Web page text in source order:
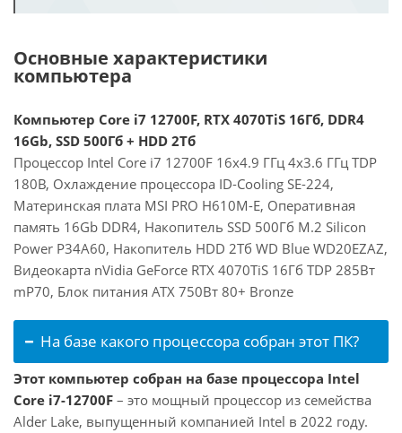
Основные характеристики
компьютера
Компьютер Core i7 12700F, RTX 4070TiS 16Гб, DDR4
16Gb, SSD 500Гб + HDD 2Тб
Процессор Intel Core i7 12700F 16x4.9 ГГц 4x3.6 ГГц TDP
180В, Охлаждение процессора ID-Cooling SE-224,
Материнская плата MSI PRO H610M-E, Оперативная
память 16Gb DDR4, Накопитель SSD 500Гб M.2 Silicon
Power P34A60, Накопитель HDD 2Тб WD Blue WD20EZAZ,
Видеокарта nVidia GeForce RTX 4070TiS 16Гб TDP 285Вт
mP70, Блок питания ATX 750Вт 80+ Bronze
На базе какого процессора собран этот ПК?
Этот компьютер собран на базе процессора Intel
Core i7-12700F – это мощный процессор из семейства
Alder Lake, выпущенный компанией Intel в 2022 году.